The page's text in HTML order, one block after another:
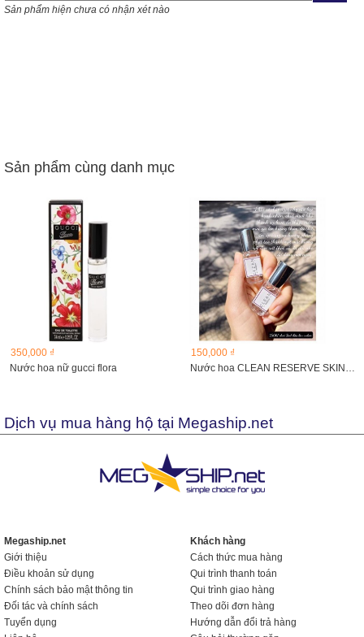
Sản phẩm hiện chưa có nhận xét nào
Sản phẩm cùng danh mục
350,000 ₫
Nước hoa nữ gucci flora
150,000 ₫
Nước hoa CLEAN RESERVE SKIN 3ml đầu lăn
Dịch vụ mua hàng hộ tại Megaship.net
Megaship.net
Giới thiệu
Điều khoản sử dụng
Chính sách bảo mật thông tin
Đối tác và chính sách
Tuyển dụng
Khách hàng
Cách thức mua hàng
Qui trình thanh toán
Qui trình giao hàng
Theo dõi đơn hàng
Hướng dẫn đổi trả hàng